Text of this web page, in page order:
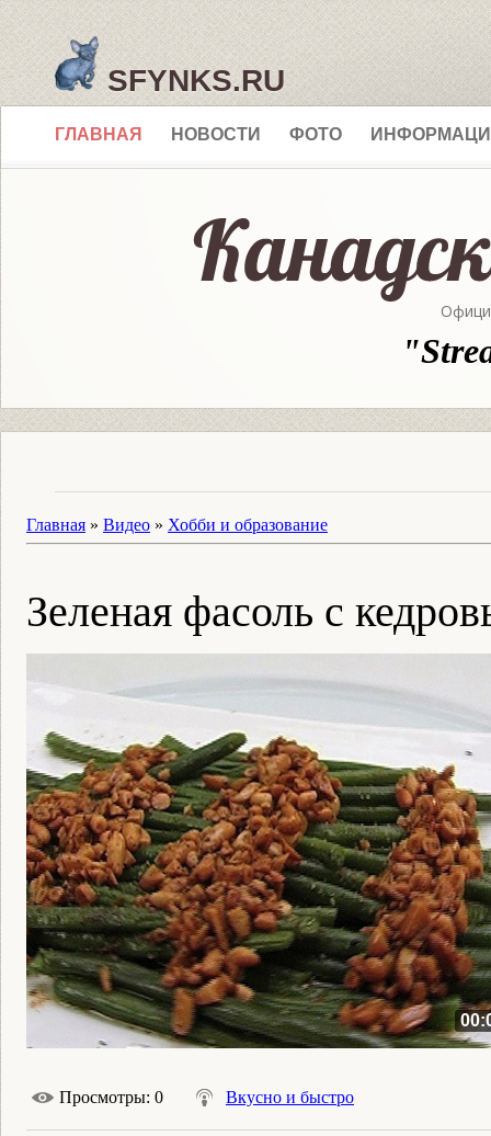
SFYNKS.RU
ГЛАВНАЯ НОВОСТИ ФОТО
Главная » Видео » Хобби и образование
Зеленая фасоль с
Просмотры: 0 Вкусно и быстро